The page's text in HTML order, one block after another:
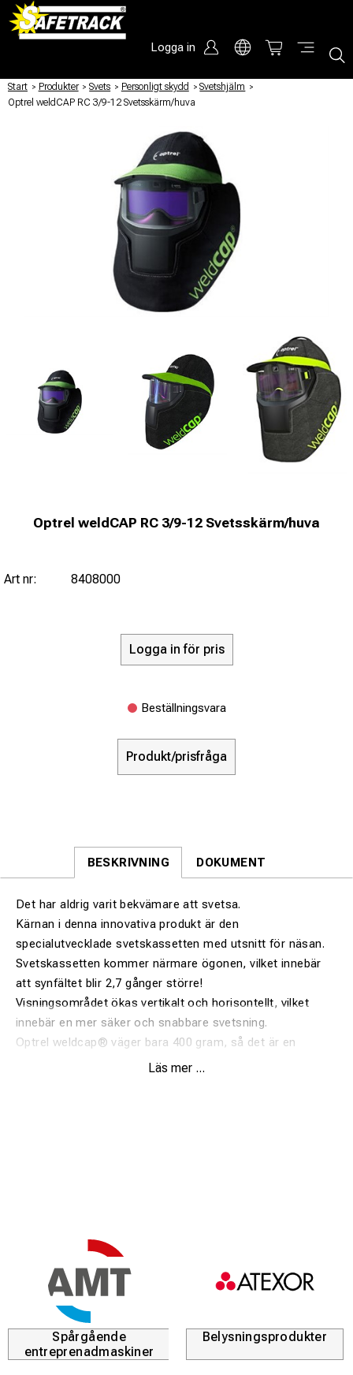
Logga in
Start / Produkter / Svets / Personligt skydd / Svetshjälm /
Optrel weldCAP RC 3/9-12 Svetsskärm/huva
Optrel weldCAP RC 3/9-12 Svetsskärm/huva
Art nr: 8408000
Logga in för pris
Beställningsvara
Produkt/prisfråga
BESKRIVNING DOKUMENT
Det har aldrig varit bekvämare att svetsa.
Kärnan i denna innovativa produkt är den
specialutvecklade svetskassetten med utsnitt för näsan.
Svetskassetten kommer närmare ögonen, vilket innebär
att synfältet blir 2,7 gånger större!
Visningsområdet ökas vertikalt och horisontellt, vilket
innebär en mer säker och snabbare svetsning.
Optrel weldcap® väger bara 400 gram, så det är en
fantastiskt lätt produkt. Eftersom svetskassetten är
där det ska vara bekvämt och starkt där det måste stå
Med mörka inställningar från DIN 9 till 12 och möjligheten
att låsa i DIN 3, kan svetshuven användas för de flesta
svetsuppgifter, vilket ger dig god sikt och ljus för
arbetsuppgifterna.
Möjligheten att låsa i DIN 3 gör också optrel weldcap®
Läs mer ...
Spårgående
entreprenadmaskiner
Belysningsprodukter